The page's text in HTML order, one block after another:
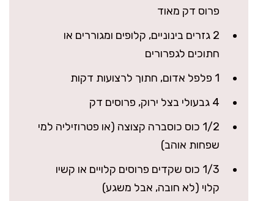
פרוס דק מאוד
2 גזרים בינוניים, קלופים ומגוררים או
חתוכים לגפרורים
1 פלפל אדום, חתוך לרצועות דקות
4 גבעולי בצל ירוק, פרוסים דק
1/2 כוס כוסברה קצוצה (או פטרוזיליה למי
שפחות אוהב)
1/3 כוס שקדים פרוסים קלויים או קשיו
קלוי (לא חובה, אבל משגע)